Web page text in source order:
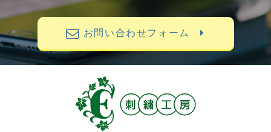
お問い合わせフォーム